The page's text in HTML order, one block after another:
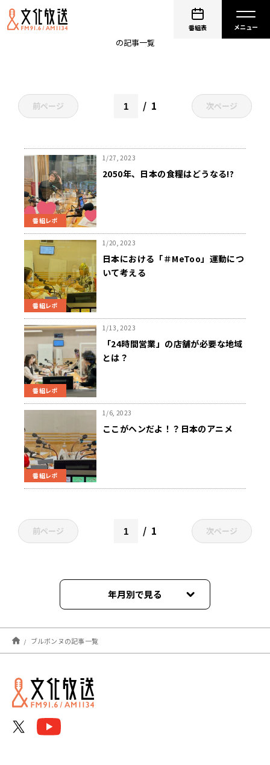
番組表
の記事一覧
前ページ 1 次ページ
番組レポ
1/27, 2023
2050年、日本の食糧はどうなる!?
番組レポ
1/20, 2023
日本における「＃MeToo」運動につ
いて考える
番組レポ
1/13, 2023
「24時間営業」の店舗が必要な地域
とは？
番組レポ
1/6, 2023
ここがヘンだよ！？日本のアニメ
前ページ 1 次ページ
年月別で見る
2025年11月
2024年03月
2024年02月
ブルボンヌの記事一覧